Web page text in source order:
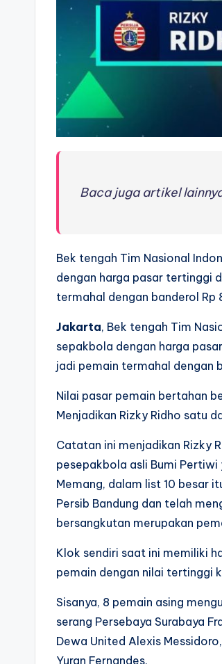
Baca juga artikel
Bek tengah Tim Nasional
dengan harga pasar tertinggi
termahal dengan banderol Rp
Jakarta, Bek tengah Tim
sepakbola dengan harga
jadi pemain termahal dengan
Nilai pasar pemain bertahan
Menjadikan Rizky Ridho satu
Catatan ini menjadikan Rizky
pesepakbola asli Bumi Pertiwi
Memang, dalam list 10 besar
Persib Bandung dan telah
bersangkutan merupakan
Klok sendiri saat ini memiliki
pemain dengan nilai tertinggi
Sisanya, 8 pemain asing
serang Persebaya Surabaya
Dewa United Alexis
Yuran Fernandes.